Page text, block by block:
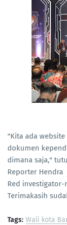
"Kita ada
dokumen
dimana saja,"
Reporter Hendra
Red investigator-
Terimakasih
Tags: Wali kota